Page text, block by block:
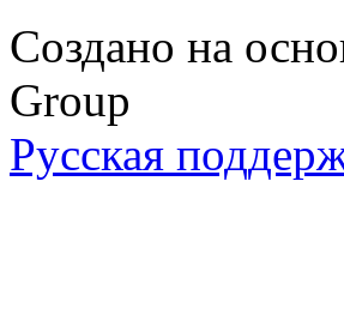
Создано на
Group
Русская